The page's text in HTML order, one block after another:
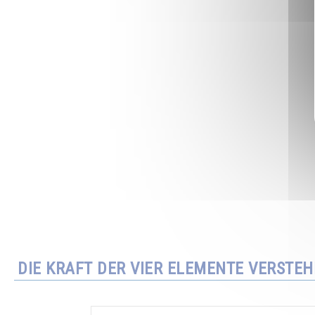
DIE KRAFT DER VIER ELEMENTE